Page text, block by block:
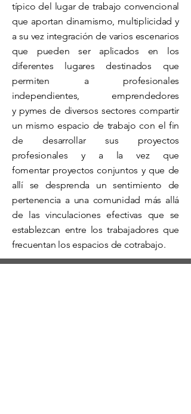
típico del lugar de trabajo convencional
que aportan dinamismo, multiplicidad y
a su vez integración de varios escenarios
que pueden ser aplicados en los
diferentes lugares destinados que
permiten a profesionales
independientes, emprendedores
y pymes de diversos sectores compartir
un mismo espacio de trabajo con el fin
de desarrollar sus proyectos
profesionales y a la vez que
fomentar proyectos conjuntos y que de
allí se desprenda un sentimiento de
pertenencia a una comunidad más allá
de las vinculaciones efectivas que se
establezcan entre los trabajadores que
frecuentan los espacios de cotrabajo.